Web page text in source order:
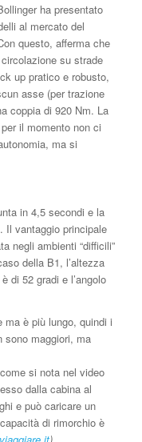
ha presentato
al mercato del
questo, afferma che
su strade
up pratico e robusto,
asse (per trazione
coppia di 920 Nm. La
il momento non ci
ma si
in 4,5 secondi e la
vantaggio principale
negli ambienti “difficili”
della B1, l’altezza
di 52 gradi e l’angolo
è più lungo, quindi i
sono maggiori, ma
si nota nel video
dalla cabina al
e può caricare un
di rimorchio è